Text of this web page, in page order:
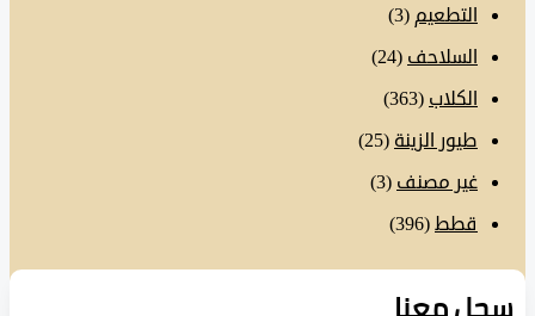
التطعيم(3)
السلاحف(24)
الكلاب(363)
طيور الزينة (25)
غير مصنف(3)
قطط
(396)